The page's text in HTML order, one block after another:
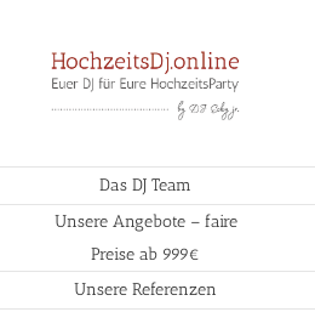
Das DJ Team
Unsere Angebote – faire
Preise ab 999€
Unsere Referenzen